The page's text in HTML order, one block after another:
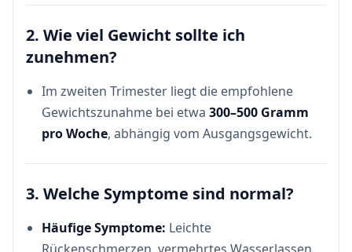
2. Wie viel Gewicht sollte ich
zunehmen?
Im zweiten Trimester liegt die empfohlene
Gewichtszunahme bei etwa 300–500 Gramm
pro Woche, abhängig vom Ausgangsgewicht.
3. Welche Symptome sind normal?
Häufige Symptome: Leichte